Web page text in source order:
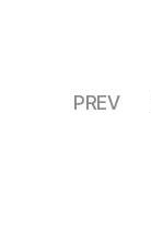
PREV